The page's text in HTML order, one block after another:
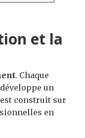
et la
. Chaque
un
construit sur
en